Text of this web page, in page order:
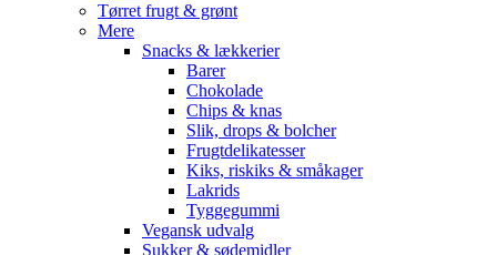
Tørret frugt & grønt
Mere
Snacks & lækkerier
Barer
Chokolade
Chips & knas
Slik, drops & bolcher
Frugtdelikatesser
Kiks, riskiks & småkager
Lakrids
Tyggegummi
Vegansk udvalg
Sukker & sødemidler